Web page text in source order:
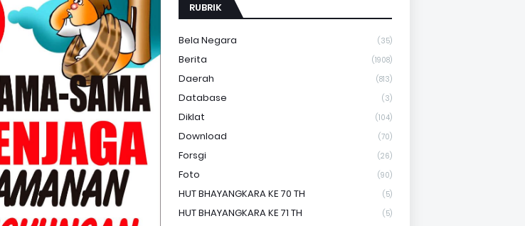
RUBRIK
Bela Negara (35)
Berita (1908)
Daerah (813)
Database (3)
Diklat (104)
Download (70)
Forsgi (26)
Foto (90)
HUT BHAYANGKARA KE 70 TH (5)
HUT BHAYANGKARA KE 71 TH (5)